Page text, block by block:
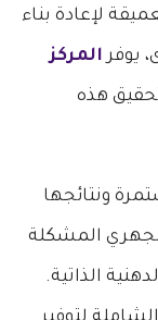
لإعادة بناء
يوفرالمركز
هذه
ونتائجها
المشكلة
الذاتية.